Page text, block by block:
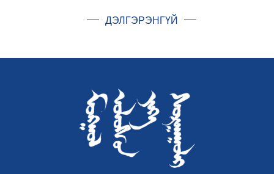
ДЭЛГЭРЭНГҮЙ